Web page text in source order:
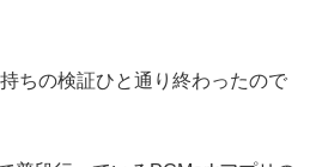
ちの検証ひと通り終わったので